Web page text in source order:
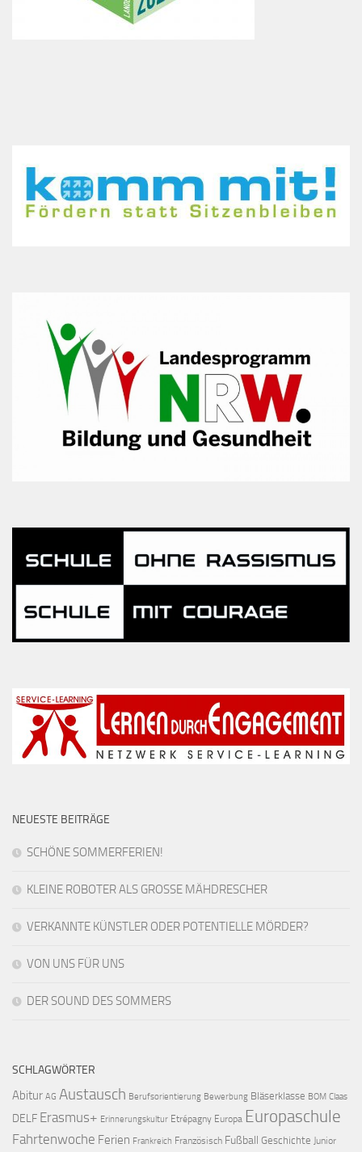
NEUESTE BEITRÄGE
SCHÖNE SOMMERFERIEN!
KLEINE ROBOTER ALS GROSSE MÄHDRESCHER
VERKANNTE KÜNSTLER ODER POTENTIELLE MÖRDER?
VON UNS FÜR UNS
DER SOUND DES SOMMERS
SCHLAGWÖRTER
Abitur AG Austausch Berufsorientierung Bewerbung Bläserklasse BOM Claas
DELF Erasmus+ Erinnerungskultur Etrépagny Europa Europaschule
Fahrtenwoche Ferien Frankreich Französisch Fußball Geschichte Junior